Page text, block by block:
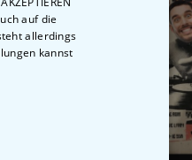
auf die
allerdings
kannst